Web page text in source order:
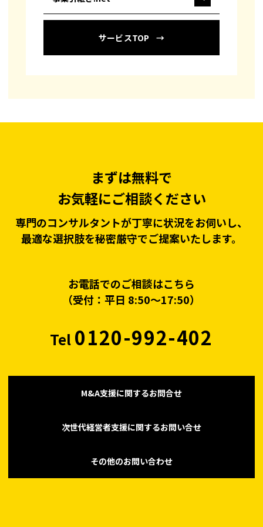
サービスTOP
まずは無料で
お気軽にご相談ください
専門のコンサルタントが丁寧に状況をお伺いし、
最適な選択肢を秘密厳守でご提案いたします。
お電話でのご相談はこちら
（受付：平日 8:50〜17:50）
Tel0120-992-402
M&A支援に関するお問合せ
次世代経営者支援に関するお問い合せ
その他のお問い合わせ